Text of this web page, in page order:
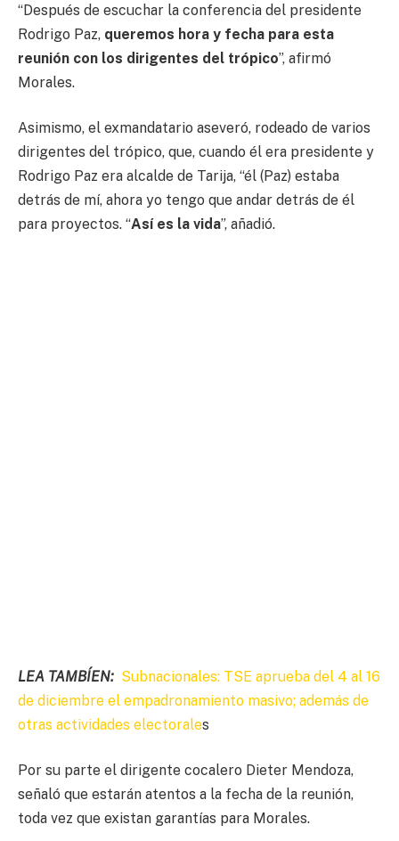
“Después de escuchar la conferencia del presidente
Rodrigo Paz, queremos hora y fecha para esta
reunión con los dirigentes del trópico”, afirmó
Morales.
Asimismo, el exmandatario aseveró, rodeado de varios
dirigentes del trópico, que, cuando él era presidente y
Rodrigo Paz era alcalde de Tarija, “él (Paz) estaba
detrás de mí, ahora yo tengo que andar detrás de él
para proyectos. “Así es la vida”, añadió.
LEA TAMBÍEN: Subnacionales: TSE aprueba del 4 al 16
de diciembre el empadronamiento masivo; además de
otras actividades electorales
Por su parte el dirigente cocalero Dieter Mendoza,
señaló que estarán atentos a la fecha de la reunión,
toda vez que existan garantías para Morales.